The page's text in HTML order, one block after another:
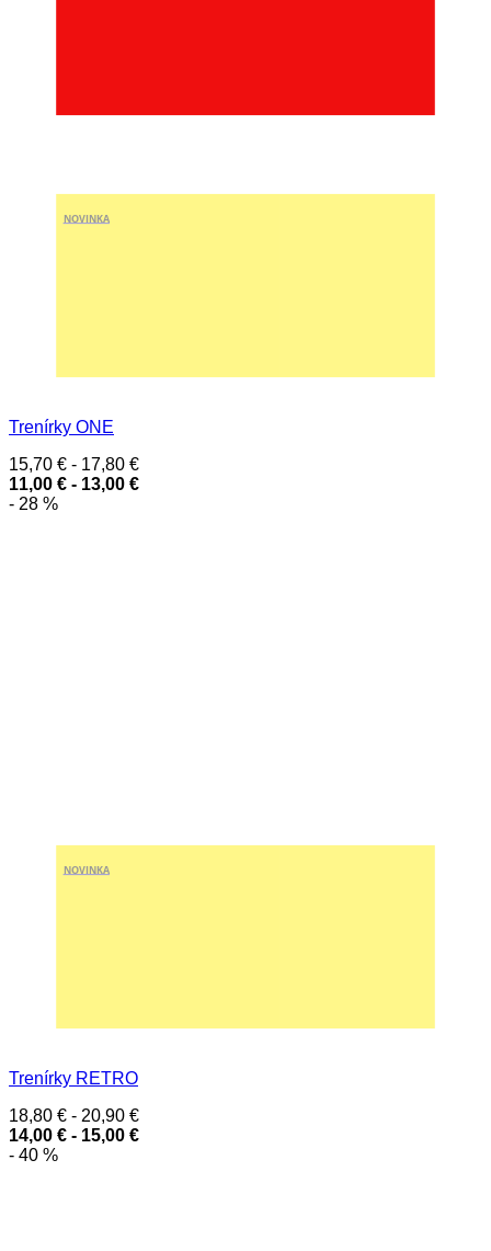
NOVINKA
Trenírky ONE
15,70 € - 17,80 €
11,00 € - 13,00 €
- 28 %
NOVINKA
Trenírky RETRO
18,80 € - 20,90 €
14,00 € - 15,00 €
- 40 %